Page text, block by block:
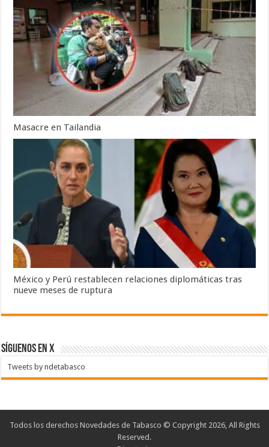
Masacre en Tailandia
México y Perú restablecen relaciones diplomáticas tras
nueve meses de ruptura
SÍGUENOS EN X
Tweets by ndetabasco
Todos los derechos Novedades de Tabasco © Copyright 2026, All Rights
Reserved.